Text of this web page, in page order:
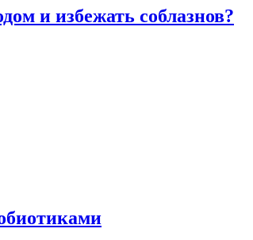
и избежать соблазнов?